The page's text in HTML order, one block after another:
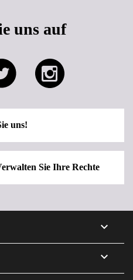
uns auf
uns!
Sie Ihre Rechte

